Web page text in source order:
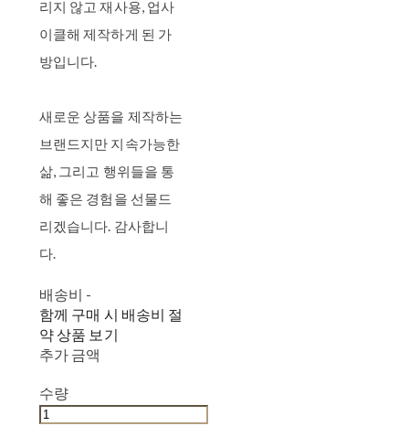
리지 않고 재사용, 업사
이클해 제작하게 된 가
방입니다.
새로운 상품을 제작하는
브랜드지만 지속가능한
삶, 그리고 행위들을 통
해 좋은 경험을 선물드
리겠습니다. 감사합니
다.
배송비 -
함께 구매 시 배송비 절
약 상품 보기
추가 금액
수량